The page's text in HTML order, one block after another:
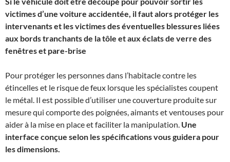
victimes d’une voiture accidentée, il faut alors protéger les
intervenants et les victimes des éventuelles blessures liées
aux bords tranchants de la tôle et aux éclats de verre des
fenêtres et pare-brise
Pour protéger les personnes dans l’habitacle contre les
étincelles et le risque de feux lorsque les spécialistes coupent
le métal. Il est possible d’utiliser une couverture produite sur
mesure qui comporte des poignées, aimants et ventouses pour
aider à la mise en place et faciliter la manipulation. Une
interface conçue selon les spécifications vous guidera pour
les dimensions.